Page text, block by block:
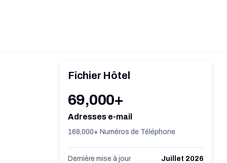
Fichier Hôtel
69,000+
Adresses e-mail
168,000+ Numéros de Téléphone
Dernière mise à jour Juillet 2026